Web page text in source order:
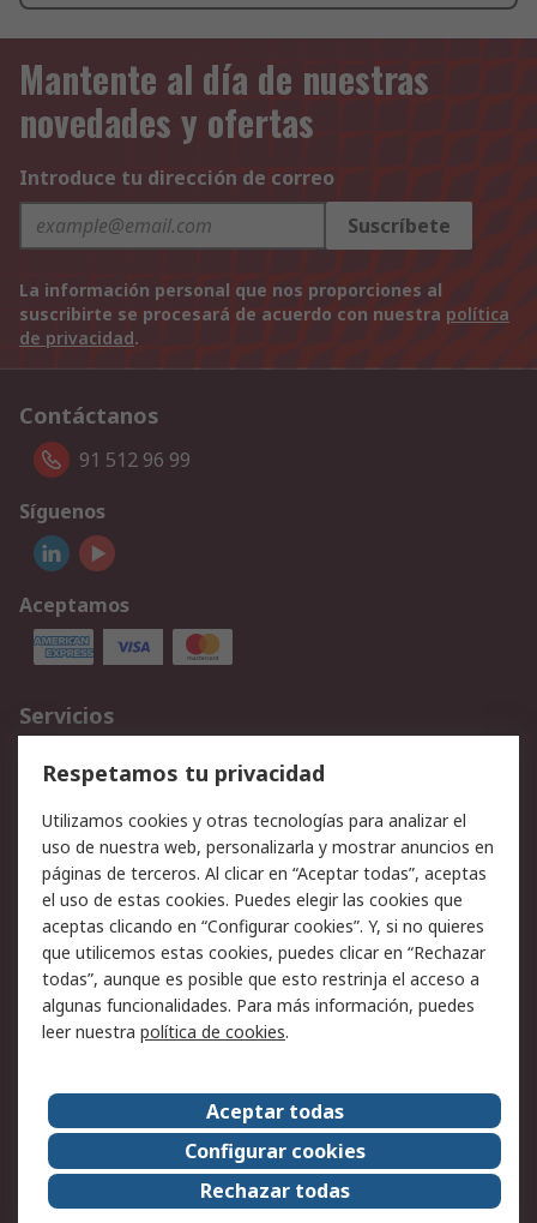
Mantente al día de nuestras
novedades y ofertas
Introduce tu dirección de correo
Suscríbete
La información personal que nos proporciones al
suscribirte se procesará de acuerdo con nuestra política
de privacidad.
Contáctanos
91 512 96 99
Síguenos
Aceptamos
Servicios
Cómo realizar pedidos
Devoluciones
Facturación y pago
Ofertas
Soporte técnico
Legal
Aviso legal
Política de privacidad -
Actualizada
Política sobre cookies
Seguridad de emails
Certificaciones de
Condiciones de venta
Acerca de RS
Acerca de RS
RS Group
RS en el mundo
Sala de prensa
Respetamos tu privacidad
Utilizamos cookies y otras tecnologías para analizar el
uso de nuestra web, personalizarla y mostrar anuncios en
páginas de terceros. Al clicar en “Aceptar todas”, aceptas
el uso de estas cookies. Puedes elegir las cookies que
aceptas clicando en “Configurar cookies”. Y, si no quieres
que utilicemos estas cookies, puedes clicar en “Rechazar
todas”, aunque es posible que esto restrinja el acceso a
algunas funcionalidades. Para más información, puedes
leer nuestra política de cookies.
Aceptar todas
Configurar cookies
Rechazar todas